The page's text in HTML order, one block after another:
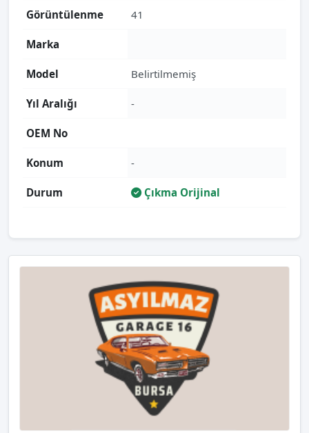
Görüntülenme 41
Marka
Model Belirtilmemiş
Yıl Aralığı -
OEM No
Konum -
Durum Çıkma Orijinal